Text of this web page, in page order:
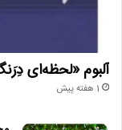
آلبوم «لحظه‌ای
1 هفته پیش